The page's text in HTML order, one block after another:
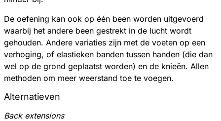
De oefening kan ook op één been worden uitgevoerd
waarbij het andere been gestrekt in de lucht wordt
gehouden. Andere variaties zijn met de voeten op een
verhoging, of elastieken banden tussen handen (die dan
wel op de grond geplaatst worden) en de knieën. Allen
methoden om meer weerstand toe te voegen.
Alternatieven
Back extensions